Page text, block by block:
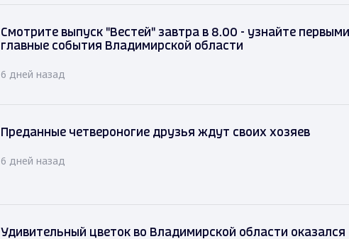
Смотрите выпуск "Вестей" завтра в 8.00 - узнайте первыми
главные события Владимирской области
6 дней назад
Преданные четвероногие друзья ждут своих хозяев
6 дней назад
Удивительный цветок во Владимирской области оказался